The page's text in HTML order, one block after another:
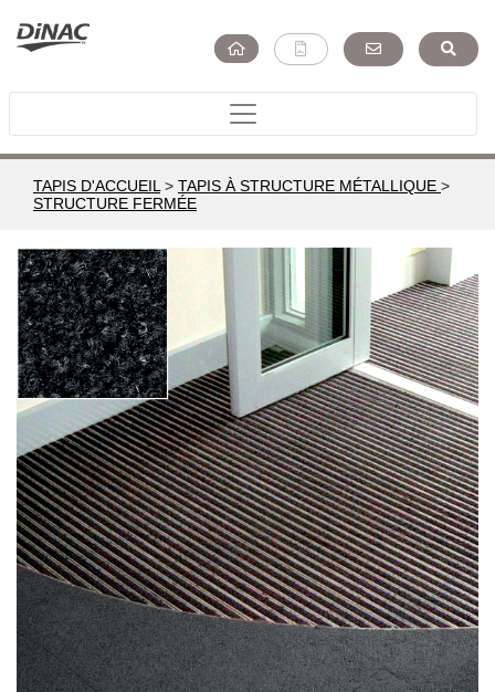
TAPIS D'ACCUEIL > TAPIS À STRUCTURE MÉTALLIQUE >
STRUCTURE FERMÉE